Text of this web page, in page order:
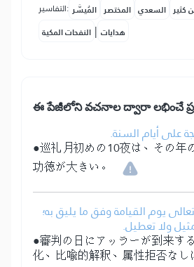
التفاسير: المُيسَّر المختصر السعدي كثير
النفحات المكية | هدايات
ఈ పేజీలోని వచనాల ద్వారా లభించే
على أيام السنة.
●巡礼月初めの10夜は、その年
功徳が大きい。
يوم القيامة وفق ما يليق به؛
ولا تعطيل.
●審判の日にアッラーが到来す
化、比喩的解釈、属性拒否な